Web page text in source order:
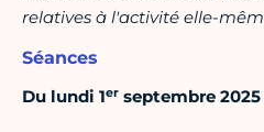
relatives à l'activité elle-
Séances
Du lundi 1er septembre